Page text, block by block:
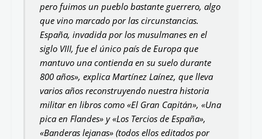
pero fuimos un pueblo bastante guerrero, algo
que vino marcado por las circunstancias.
España, invadida por los musulmanes en el
siglo VIII, fue el único país de Europa que
mantuvo una contienda en su suelo durante
800 años», explica Martínez Laínez, que lleva
varios años reconstruyendo nuestra historia
militar en libros como «El Gran Capitán», «Una
pica en Flandes» y «Los Tercios de España»,
«Banderas lejanas» (todos ellos editados por